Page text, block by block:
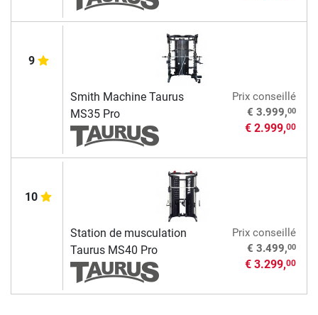
9
Smith Machine Taurus
MS35 Pro
Prix conseillé
€ 3.999,00
€ 2.999,00
10
Station de musculation
Taurus MS40 Pro
Prix conseillé
€ 3.499,00
€ 3.299,00